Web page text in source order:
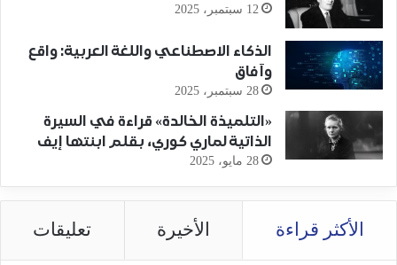
12 سبتمبر، 2025
الذكاء الاصطناعي واللغة العربية: واقع
وآفاق
28 سبتمبر، 2025
«التلميذة الخالدة» قراءة في السيرة
الذاتية لماري كوري، بقلم ابنتها إيف
28 مايو، 2025
الأكثر قراءة الأخيرة تعليقات